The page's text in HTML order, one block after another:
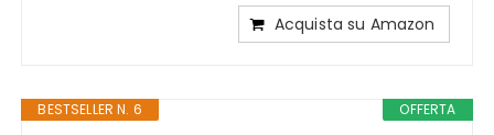
Acquista su Amazon
OFFERTA
BESTSELLER N. 6